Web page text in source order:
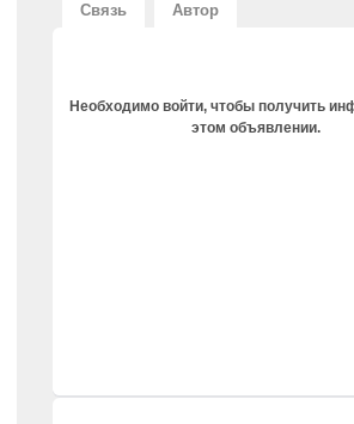
Связь Автор
Необходимо войти, чтобы получить
этом объявлении.